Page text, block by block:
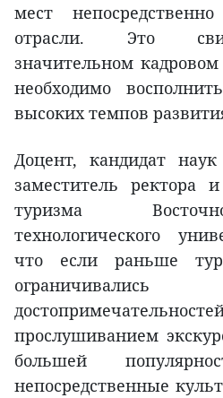
мест
отрасли. Это
значительном
необходимо
высоких темпов
Доцент, кандидат
заместитель ректора
туризма
технологического
что если раньше
прослушиванием
большей
непосредственные